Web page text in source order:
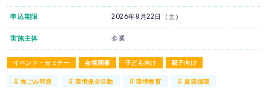
イベント・セミナー 会場開催 子ども向け 親子向け
申込期限 2026年8月22日（土）
実施主体 企業
#海ごみ問題 # 環境保全活動 #環境教育 #資源循環